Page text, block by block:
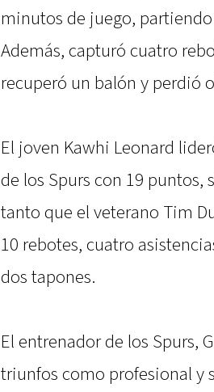
minutos de juego,
Además, capturó cuatro
recuperó un balón y perdió
El joven Kawhi Leonard
de los Spurs con 19 puntos,
tanto que el veterano Tim
10 rebotes, cuatro
dos tapones.
El entrenador de los Spurs,
triunfos como profesional y